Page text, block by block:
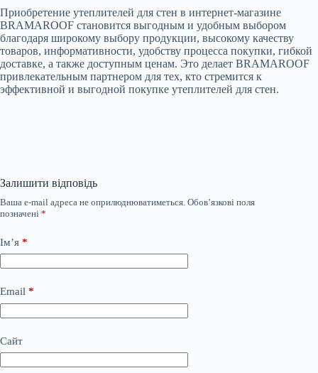
Приобретение утеплителей для стен в интернет-магазине
BRAMAROOF становится выгодным и удобным выбором
благодаря широкому выбору продукции, высокому качеству
товаров, информативности, удобству процесса покупки, гибкой
доставке, а также доступным ценам. Это делает BRAMAROOF
привлекательным партнером для тех, кто стремится к
эффективной и выгодной покупке утеплителей для стен.
Залишити відповідь
Ваша e-mail адреса не оприлюднюватиметься. Обов’язкові поля
позначені *
Ім’я *
Email *
Сайт